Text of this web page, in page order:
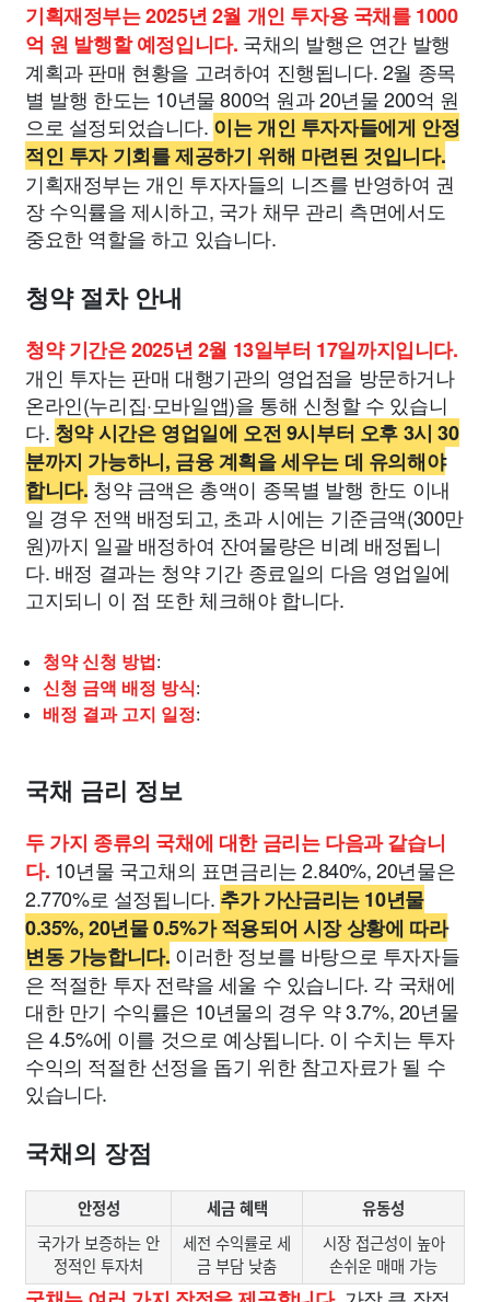
기획재정부는 2025년 2월 개인 투자용 국채를 1000
억 원 발행할 예정입니다. 국채의 발행은 연간 발행
계획과 판매 현황을 고려하여 진행됩니다. 2월 종목
별 발행 한도는 10년물 800억 원과 20년물 200억 원
으로 설정되었습니다. 이는 개인 투자자들에게 안정
적인 투자 기회를 제공하기 위해 마련된 것입니다.
기획재정부는 개인 투자자들의 니즈를 반영하여 권
장 수익률을 제시하고, 국가 채무 관리 측면에서도
중요한 역할을 하고 있습니다.
청약 절차 안내
청약 기간은 2025년 2월 13일부터 17일까지입니다.
개인 투자는 판매 대행기관의 영업점을 방문하거나
온라인(누리집·모바일앱)을 통해 신청할 수 있습니
다. 청약 시간은 영업일에 오전 9시부터 오후 3시 30
분까지 가능하니, 금융 계획을 세우는 데 유의해야
합니다. 청약 금액은 총액이 종목별 발행 한도 이내
일 경우 전액 배정되고, 초과 시에는 기준금액(300만
원)까지 일괄 배정하여 잔여물량은 비례 배정됩니
다. 배정 결과는 청약 기간 종료일의 다음 영업일에
고지되니 이 점 또한 체크해야 합니다.
청약 신청 방법:
신청 금액 배정 방식:
배정 결과 고지 일정:
국채 금리 정보
두 가지 종류의 국채에 대한 금리는 다음과 같습니
다. 10년물 국고채의 표면금리는 2.840%, 20년물은
2.770%로 설정됩니다. 추가 가산금리는 10년물
0.35%, 20년물 0.5%가 적용되어 시장 상황에 따라
변동 가능합니다. 이러한 정보를 바탕으로 투자자들
은 적절한 투자 전략을 세울 수 있습니다. 각 국채에
대한 만기 수익률은 10년물의 경우 약 3.7%, 20년물
은 4.5%에 이를 것으로 예상됩니다. 이 수치는 투자
수익의 적절한 선정을 돕기 위한 참고자료가 될 수
있습니다.
국채의 장점
안정성 세금 혜택
유동성
국가가 보증하는 안
정적인 투자처
세전 수익률로 세
금 부담 낮춤
시장 접근성이 높아
손쉬운 매매 가능